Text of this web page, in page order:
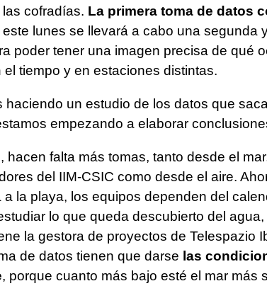
cofradías. La primera toma de datos
este lunes se llevará a cabo una segunda
poder tener una imagen precisa de qué
tiempo y en estaciones distintas.
haciendo un estudio de los datos que
empezando a elaborar
hacen falta más tomas, tanto desde el
del IIM-CSIC como desde el aire.
la playa, los equipos dependen del
lo que queda descubierto del
la gestora de proyectos de Telespazio
de datos tienen que darse las
, porque cuanto más bajo esté el mar más